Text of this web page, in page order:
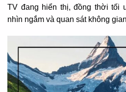
TV đang hiển thị, đồng thời tối
nhìn ngắm và quan sát không